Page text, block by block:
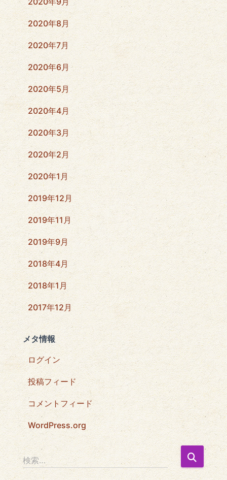
2020年8月
2020年7月
2020年6月
2020年5月
2020年4月
2020年3月
2020年2月
2020年1月
2019年12月
2019年11月
2019年9月
2018年4月
2018年1月
2017年12月
メタ情報
ログイン
投稿フィード
コメントフィード
WordPress.org
検
索
検索…